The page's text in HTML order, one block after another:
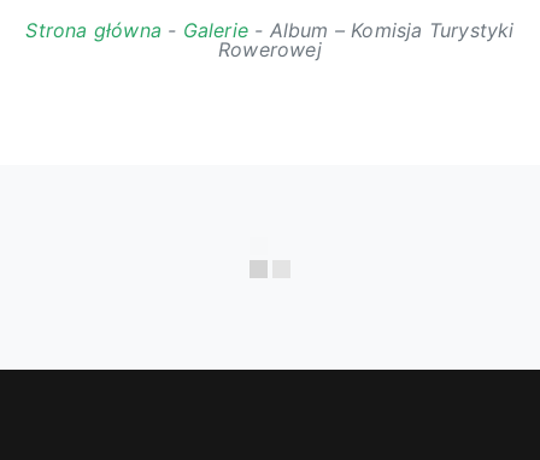
Strona główna - Galerie - Album – Komisja Turystyki
Rowerowej